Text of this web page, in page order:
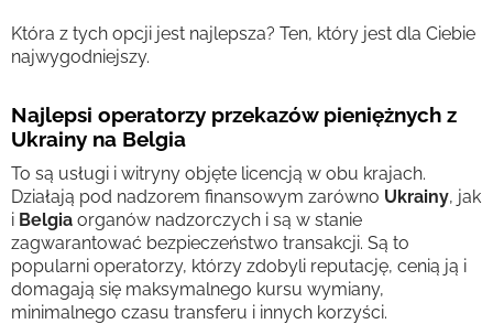
Która z tych opcji jest najlepsza? Ten, który jest dla Ciebie
najwygodniejszy.
Najlepsi operatorzy przekazów pieniężnych z
Ukrainy na Belgia
To są usługi i witryny objęte licencją w obu krajach.
Działają pod nadzorem finansowym zarówno Ukrainy, jak
i Belgia organów nadzorczych i są w stanie
zagwarantować bezpieczeństwo transakcji. Są to
popularni operatorzy, którzy zdobyli reputację, cenią ją i
domagają się maksymalnego kursu wymiany,
minimalnego czasu transferu i innych korzyści.